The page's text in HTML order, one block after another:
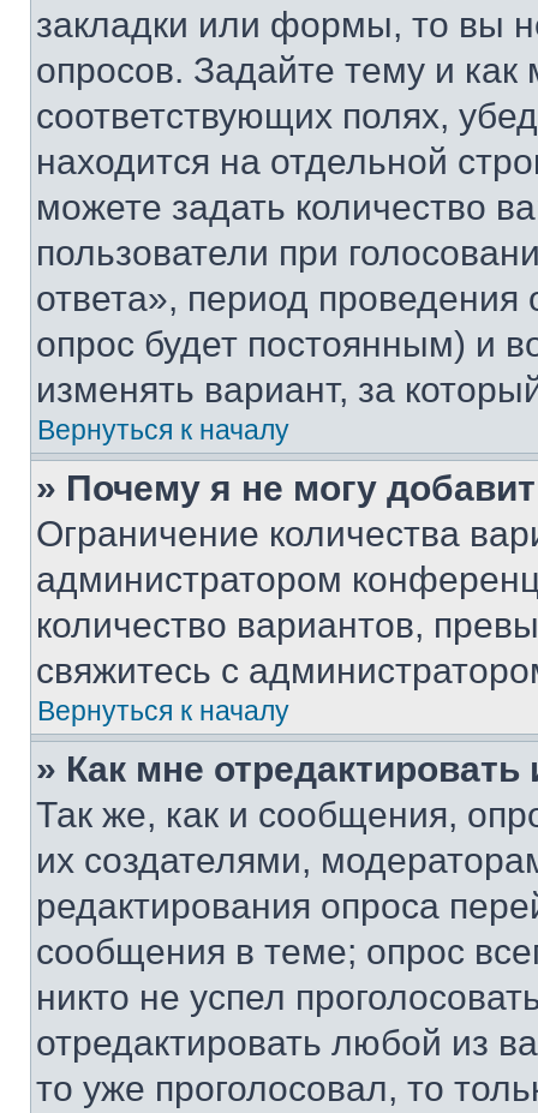
закладки или формы, то вы
опросов. Задайте тему и
соответствующих полях,
находится на отдельной
можете задать количество
пользователи при
ответа», период проведения
опрос будет постоянным) и
изменять вариант, за
Вернуться к началу
» Почему я не могу
Ограничение количества
администратором
количество вариантов,
свяжитесь с
Вернуться к началу
» Как мне
Так же, как и сообщения,
их создателями,
редактирования опроса
сообщения в теме; опрос
никто не успел
отредактировать любой из
то уже проголосовал, то